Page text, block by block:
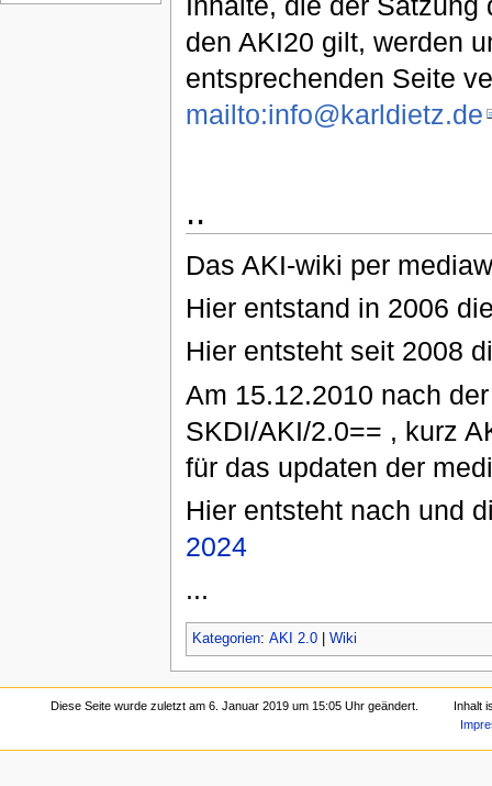
den AKI20 gilt, werden
entsprechenden Seite
mailto:info@karldietz.de
..
Das AKI-wiki per
Hier entstand in 2006
Hier entsteht seit 2008
Am 15.12.2010 nach
SKDI/AKI/2.0== , kurz
für das updaten der
Hier entsteht nach und
2024
...
Kategorien: AKI 2.0| Wiki
Diese Seite wurde zuletzt am 6. Januar 2019 um 15:05 Uhr geändert.
Inhalt